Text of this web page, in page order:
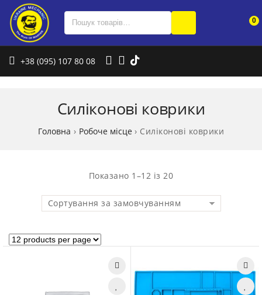
0
+38 (095) 107 80 08
Силіконові коврики
Головна › Робоче місце› Силіконові коврики
Показано 1–12 із 20
Сортування за замовчуванням